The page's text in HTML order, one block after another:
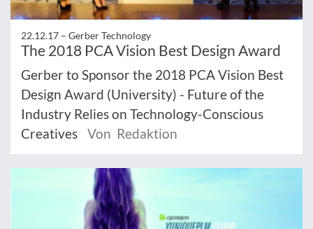
22.12.17 – Gerber Technology
The 2018 PCA Vision Best Design Award
Gerber to Sponsor the 2018 PCA Vision Best
Design Award (University) - Future of the
Industry Relies on Technology-Conscious
Creatives
Von Redaktion